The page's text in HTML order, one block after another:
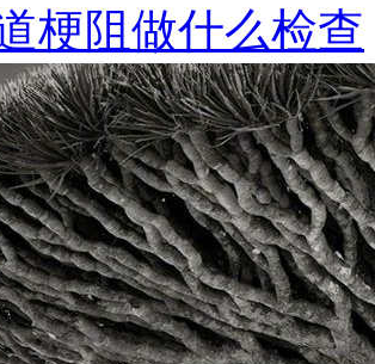
梗阻做什么检查